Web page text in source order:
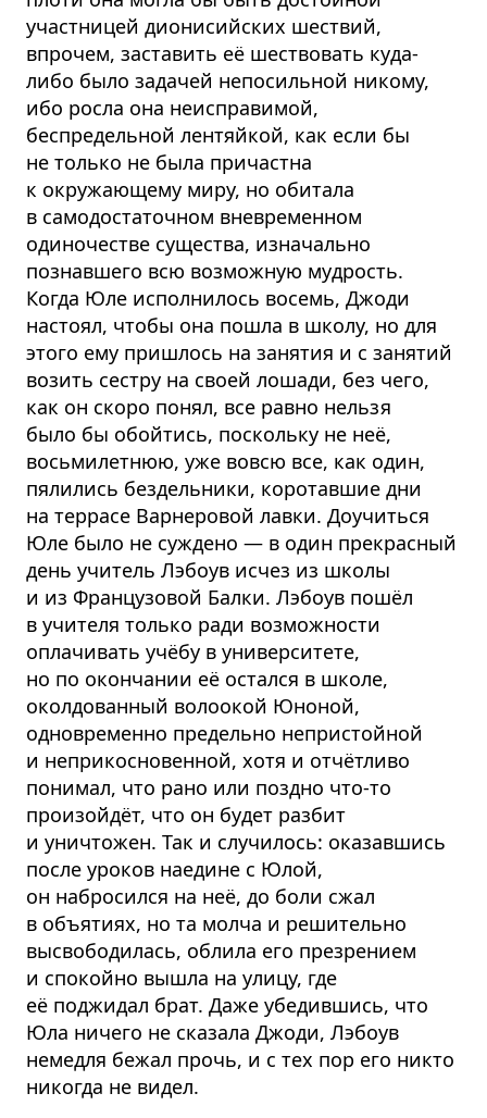
участницей дионисийских шествий,
впрочем, заставить её шествовать куда-
либо было задачей непосильной никому,
ибо росла она неисправимой,
беспредельной лентяйкой, как если бы
не только не была причастна
к окружающему миру, но обитала
в самодостаточном вневременном
одиночестве существа, изначально
познавшего всю возможную мудрость.
Когда Юле исполнилось восемь, Джоди
настоял, чтобы она пошла в школу, но для
этого ему пришлось на занятия и с занятий
возить сестру на своей лошади, без чего,
как он скоро понял, все равно нельзя
было бы обойтись, поскольку не неё,
восьмилетнюю, уже вовсю все, как один,
пялились бездельники, коротавшие дни
на террасе Варнеровой лавки. Доучиться
Юле было не суждено — в один прекрасный
день учитель Лэбоув исчез из школы
и из Французовой Балки. Лэбоув пошёл
в учителя только ради возможности
оплачивать учёбу в университете,
но по окончании её остался в школе,
околдованный волоокой Юноной,
одновременно предельно непристойной
и неприкосновенной, хотя и отчётливо
понимал, что рано или поздно что-то
произойдёт, что он будет разбит
и уничтожен. Так и случилось: оказавшись
после уроков наедине с Юлой,
он набросился на неё, до боли сжал
в объятиях, но та молча и решительно
высвободилась, облила его презрением
и спокойно вышла на улицу, где
её поджидал брат. Даже убедившись, что
Юла ничего не сказала Джоди, Лэбоув
немедля бежал прочь, и с тех пор его никто
никогда не видел.